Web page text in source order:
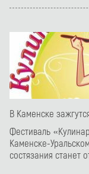
В Каменске
Фестиваль
Каменске-
состязания станет